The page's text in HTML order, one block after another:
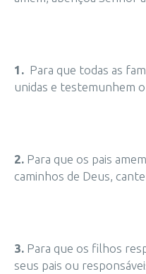
1. Para que todas as
unidas e testemunhem
2. Para que os pais
caminhos de Deus,
3. Para que os filhos
seus pais ou